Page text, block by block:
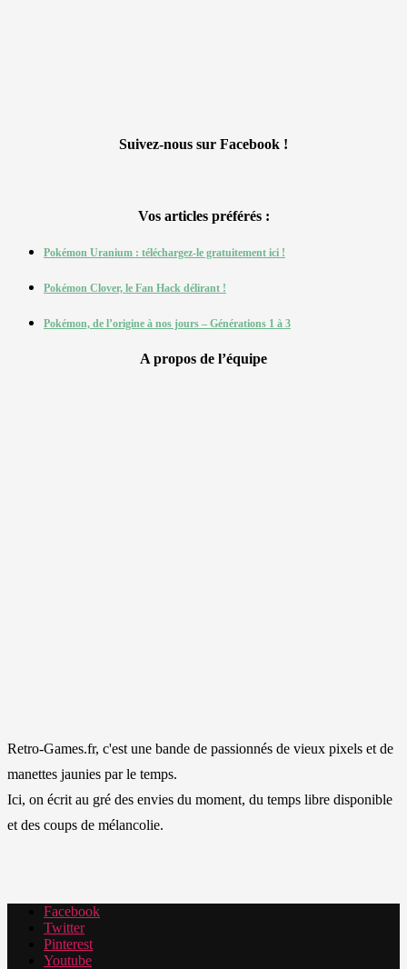
Suivez-nous sur Facebook !
Vos articles préférés :
Pokémon Uranium : téléchargez-le gratuitement ici !
Pokémon Clover, le Fan Hack délirant !
Pokémon, de l’origine à nos jours – Générations 1 à 3
A propos de l’équipe
Retro-Games.fr, c'est une bande de passionnés de vieux pixels et de
manettes jaunies par le temps.
Ici, on écrit au gré des envies du moment, du temps libre disponible
et des coups de mélancolie.
Facebook
Twitter
Pinterest
Youtube